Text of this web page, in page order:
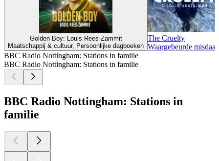
Golden Boy: Louis Rees-Zammit
Maatschappij & cultuur, Persoonlijke dagboeken
The Cruelty
Waargebeurde misdaad
BBC Radio Nottingham: Stations in familie
BBC Radio Nottingham: Stations in familie
BBC Radio Nottingham: Stations in
familie